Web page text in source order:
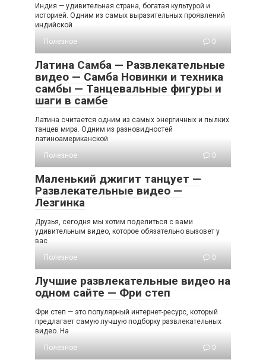
Индия — удивительная страна, богатая культурой и
историей. Одним из самых выразительных проявлений
индийской
Полезное
0
Латина Самба — Развлекательные
видео — Самба Новинки и техника
самбы — Танцевальные фигуры и
шаги в самбе
Латина считается одним из самых энергичных и пылких
танцев мира. Одним из разновидностей
латиноамериканской
Полезное
0
Маленький джигит танцует —
Развлекательные видео —
Лезгинка
Друзья, сегодня мы хотим поделиться с вами
удивительным видео, которое обязательно вызовет у
вас
Полезное
0
Лучшие развлекательные видео на
одном сайте — Фри степ
Фри степ — это популярный интернет-ресурс, который
предлагает самую лучшую подборку развлекательных
видео. На
Полезное
0